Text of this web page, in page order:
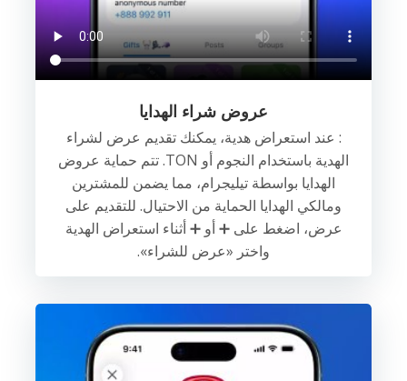
عروض شراء الهدايا
: عند استعراض هدية، يمكنك تقديم عرض لشراء
الهدية باستخدام النجوم أو TON. تتم حماية عروض
الهدايا بواسطة تيليجرام، مما يضمن للمشترين
ومالكي الهدايا الحماية من الاحتيال. للتقديم على
عرض، اضغط على ➕ أو ➕ أثناء استعراض الهدية
واختر «عرض للشراء».